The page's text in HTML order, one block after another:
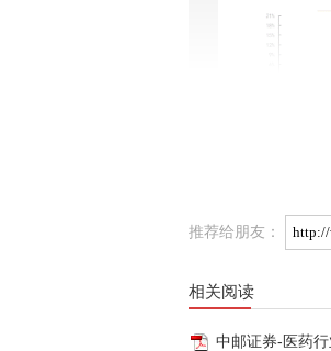
推荐给朋友：
相关阅读
中邮证券-医药